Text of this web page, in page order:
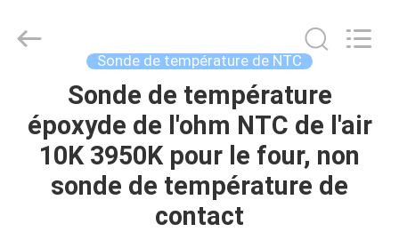
MAISON
PRODUITS
Co.,Ltd.
Sonde de température de NTC
Sonde de température
époxyde de l'ohm NTC de l'air
10K 3950K pour le four, non
sonde de température de
contact